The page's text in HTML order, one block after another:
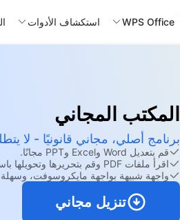
WPS Office استكشاف الأدوات
المكتب المجاني
برنامج أصلي، مجاني قانونيًا - لا
قم بتعديل Word وExcel وPPT مجانًا.
اقرأ ملفات PDF وقم بتحريرها وتحويلها باستخدام مجموعة أدوات PDF القوية.
واجهة شبيهة بواجهة مايكروسوفت، وسهلة
تنزيل مجاني